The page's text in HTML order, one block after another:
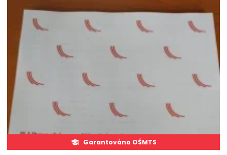
Garantováno OŠMTS